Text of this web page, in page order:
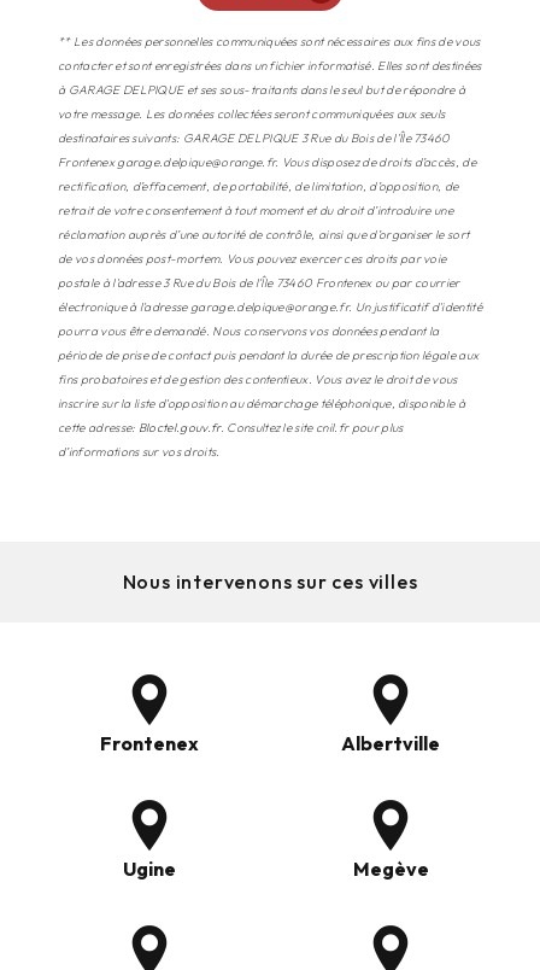
** Les données personnelles communiquées sont nécessaires aux fins de vous
contacter et sont enregistrées dans un fichier informatisé. Elles sont destinées
à GARAGE DELPIQUE et ses sous-traitants dans le seul but de répondre à
votre message. Les données collectées seront communiquées aux seuls
destinataires suivants: GARAGE DELPIQUE 3 Rue du Bois de l'Île 73460
Frontenex garage.delpique@orange.fr. Vous disposez de droits d’accès, de
rectification, d’effacement, de portabilité, de limitation, d’opposition, de
retrait de votre consentement à tout moment et du droit d’introduire une
réclamation auprès d’une autorité de contrôle, ainsi que d’organiser le sort
de vos données post-mortem. Vous pouvez exercer ces droits par voie
postale à l'adresse 3 Rue du Bois de l'Île 73460 Frontenex ou par courrier
électronique à l'adresse garage.delpique@orange.fr. Un justificatif d'identité
pourra vous être demandé. Nous conservons vos données pendant la
période de prise de contact puis pendant la durée de prescription légale aux
fins probatoires et de gestion des contentieux. Vous avez le droit de vous
inscrire sur la liste d'opposition au démarchage téléphonique, disponible à
cette adresse: Bloctel.gouv.fr. Consultez le site cnil.fr pour plus
d’informations sur vos droits.
Nous intervenons sur ces villes
Frontenex Albertville
Ugine Megève